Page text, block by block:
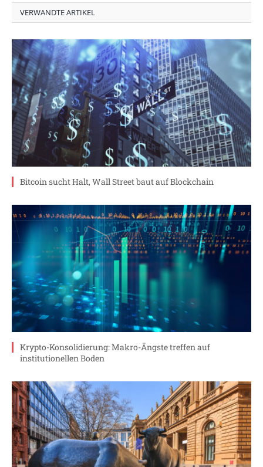
VERWANDTE ARTIKEL
Bitcoin sucht Halt, Wall Street baut auf Blockchain
Krypto-Konsolidierung: Makro-Ängste treffen auf
institutionellen Boden